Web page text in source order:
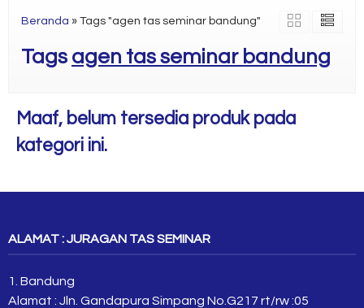
Beranda » Tags "agen tas seminar bandung"
Tags agen tas seminar bandung
Maaf, belum tersedia produk pada
kategori ini.
ALAMAT : JURAGAN TAS SEMINAR
1. Bandung
Alamat : Jln. Gandapura Simpang No.G217 rt/rw :05